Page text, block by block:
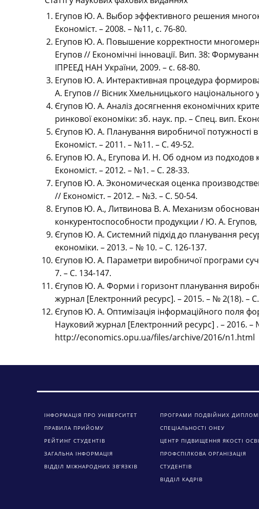
Егупов Ю. А. Выбор эффективного решения
Економіст. – 2008. – №11, с. 76-80.
Егупов Ю. А. Повышение корректности
Егупов // Економічні інновації. Вип. 38:
ІПРЕЕД НАН України, 2009. – с. 68-80.
Егупов Ю. А. Интерактивная процедура
А. Егупов // Вісник Хмельницького національного
Єгупов Ю. А. Аналіз досягнення економічних
ринкової економіки: зб. наук. пр. – Спец. вип.
Єгупов Ю. А. Планування виробничої потужності
Економіст. – 2011. – №11. – С. 49-52.
Егупов Ю. А., Егупова И. Н. Об одном из
Економіст. – 2012. – №1. – С. 28-33.
Егупов Ю. А. Экономическая оценка
// Економіст. – 2012. – №3. – С. 50-54.
Егупов Ю. А., Литвинова В. А. Механизм
конкурентоспособности продукции / Ю. А.
Єгупов Ю. А. Системний підхід до планування
економіки. – 2013. – № 10. – С. 126-137.
Єгупов Ю. А. Параметри виробничої програми
7. – С. 134-147.
Єгупов Ю. А. Форми і горизонт планування
журнал [Електронний ресурс]. – 2015. – № 2(18).
Єгупов Ю. А. Оптимізація інформаційного поля
Науковий журнал [Електронний ресурс] . – 2016.
http://economics.opu.ua/files/archive/2016/n1.html
ІНФОРМАЦІЯ ПРО УНІВЕРСИТЕТ
ПРАВИЛА ПРИЙОМУ
РЕЙТИНГ СТУДЕНТІВ
ЗАГАЛЬНА ІНФОРМАЦІЯ
ВІДДІЛ МІЖНАРОДНИХ ЗВ’ЯЗКІВ
ПРОГРАМИ ПОДВІЙНИХ
СПЕЦІАЛЬНОСТІ ОНЕУ
ЦЕНТР ПІДВИЩЕННЯ ЯКОСТІ
ПРОФСПІЛКОВА ОРГАНІЗАЦІЯ
СТУДЕНТІВ
ВІДДІЛ КАДРІВ